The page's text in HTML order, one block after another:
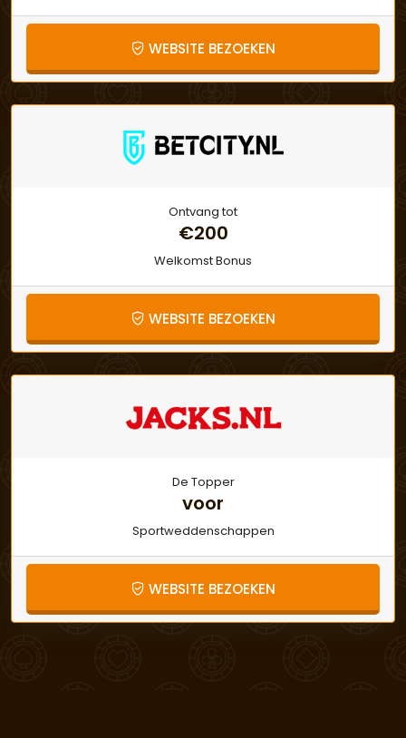
WEBSITE BEZOEKEN
Ontvang tot
€200
Welkomst Bonus
WEBSITE BEZOEKEN
De Topper
voor
Sportweddenschappen
WEBSITE BEZOEKEN